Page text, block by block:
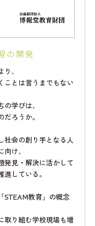
の開発
、
ことは言うまでもない
学びは、
ろうか。
社会の創り手となる人
け、
発見・解決に活かして
している。
STEAM教育」の概念
取り組む学校現場も増